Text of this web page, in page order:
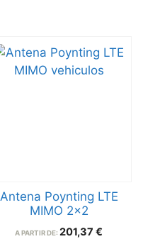
Antena Poynting LTE
MIMO 2×2
A PARTIR DE: 201,37 €